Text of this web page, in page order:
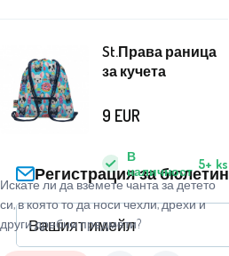
St.Права раница
за кучета
Искате ли да вземете чанта за детето
си, в която то да носи чехли, дрехи и
други дребни предмети?
В
наличност 5+ ks
9 EUR
Регистрация за бюлетин